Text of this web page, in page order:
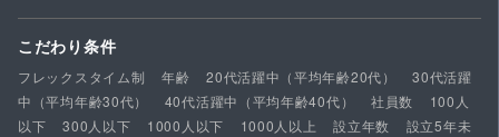
こだわり条件
フレックスタイム制 年齢 20代活躍中（平均年齢20代）
30代活躍
中（平均年齢30代）
40代活躍中（平均年齢40代） 社員数
100人
以下
300人以下 1000人以下 1000人以上 設立年数
設立5年未